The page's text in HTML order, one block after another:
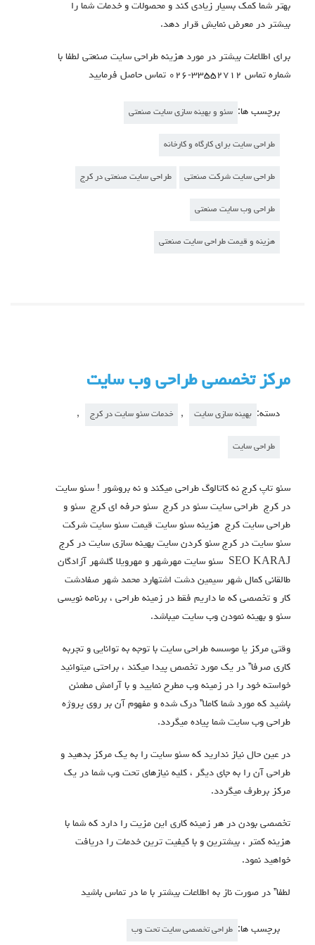
بهتر شما کمک بسیار زیادی کند و محصولات و خدمات شما را
بیشتر در معرض نمایش قرار دهد.
برای اطلاعات بیشتر در مورد هزینه طراحی سایت صنعتی لطفا با
شماره تماس ۳۳۵۵۲۷۱۲-۰۲۶ تماس حاصل فرمایید
برچسب ها: سئو و بهینه سازی سایت صنعتی
طراحی سایت برای کارگاه و کارخانه
طراحی سایت شرکت صنعتی طراحی سایت صنعتی در کرج
طراحی وب سایت صنعتی
هزینه و قیمت طراحی سایت صنعتی
مرکز تخصصی طراحی وب سایت
دسته: بهینه سازی سایت , خدمات سئو سایت در کرج ,
طراحی سایت
سئو تاپ کرج نه کاتالوگ طراحی میکند و نه بروشور ! سئو سایت
در کرج طراحی سایت سئو در کرج سئو حرفه ای کرج سئو و
طراحی سایت کرج هزینه سئو سایت قیمت سئو سایت شرکت
سئو سایت در کرج سئو کردن سایت بهینه سازی سایت در کرج
SEO KARAJ سئو سایت مهرشهر و مهرویلا گلشهر آزادگان
طالقانی کمال شهر سیمین دشت اشتهارد محمد شهر صفادشت
کار و تخصصی که ما داریم فقط در زمینه طراحی ، برنامه نویسی
سئو و بهینه نمودن وب سایت میباشد.
وقتی مرکز یا موسسه طراحی سایت با توجه به توانایی و تجربه
کاری صرفا” در یک مورد تخصص پیدا میکند ، براحتی میتوانید
خواسته خود را در زمینه وب مطرح نمایید و با آرامش مطمئن
باشید که مورد شما کاملا” درک شده و مفهوم آن بر روی پروژه
طراحی وب سایت شما پیاده میگردد.
در عین حال نیاز ندارید که سئو سایت را به یک مرکز بدهید و
طراحی آن را به جای دیگر ، کلیه نیازهای تحت وب شما در یک
مرکز برطرف میگردد.
تخصصی بودن در هر زمینه کاری این مزیت را دارد که شما با
هزینه کمتر ، بیشترین و با کیفیت ترین خدمات را دریافت
خواهید نمود.
لطفا” در صورت ناز به اطلاعات بیشتر با ما در تماس باشید
برچسب ها: طراحی تخصصی سایت تحت وب